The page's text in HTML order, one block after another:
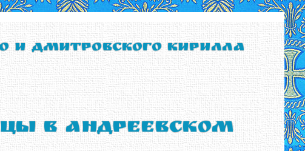
и Дмитровского Кирилла
в Андреевском